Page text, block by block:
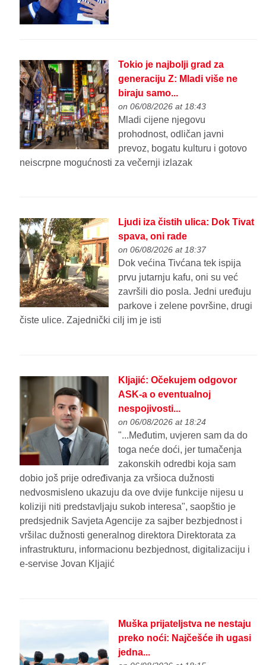
Tokio je najbolji grad za
generaciju Z: Mladi više ne
biraju samo...
on 06/08/2026 at 18:43
Mladi cijene njegovu
prohodnost, odličan javni
prevoz, bogatu kulturu i gotovo
neiscrpne mogućnosti za večernji izlazak
Ljudi iza čistih ulica: Dok Tivat
spava, oni rade
on 06/08/2026 at 18:37
Dok većina Tivćana tek ispija
prvu jutarnju kafu, oni su već
završili dio posla. Jedni uređuju
parkove i zelene površine, drugi
čiste ulice. Zajednički cilj im je isti
Kljajić: Očekujem odgovor
ASK-a o eventualnoj
nespojivosti...
on 06/08/2026 at 18:24
"...Međutim, uvjeren sam da do
toga neće doći, jer tumačenja
zakonskih odredbi koja sam
dobio još prije određivanja za vršioca dužnosti
nedvosmisleno ukazuju da ove dvije funkcije nijesu u
koliziji niti predstavljaju sukob interesa", saopštio je
predsjednik Savjeta Agencije za sajber bezbjednost i
vršilac dužnosti generalnog direktora Direktorata za
infrastrukturu, informacionu bezbjednost, digitalizaciju i
e-servise Jovan Kljajić
Muška prijateljstva ne nestaju
preko noći: Najčešće ih ugasi
jedna...